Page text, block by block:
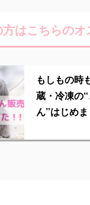
はこちらのオ
もしもの時
蔵・冷凍の
ん”はじめ